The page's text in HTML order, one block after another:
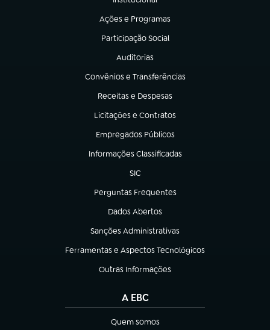
(abre em nova aba)
Ações e Programas
(abre em nova aba)
Participação Social
(abre em nova aba)
Auditorias
(abre em nova aba)
Convênios e Transferências
(abre em nova aba)
Receitas e Despesas
(abre em nova aba)
Licitações e Contratos
(abre em nova aba)
Empregados Públicos
(abre em nova aba)
Informações Classificadas
(abre em nova aba)
SIC
(abre em nova aba)
Perguntas Frequentes
(abre em nova aba)
Dados Abertos
(abre em nova aba)
Sanções Administrativas
(abre em nova aba)
Ferramentas e Aspectos Tecnológicos
(abre em nova aba)
Outras Informações
(abre em nova aba)
A EBC
Quem somos
(abre em nova aba)